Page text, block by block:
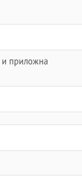
и приложна